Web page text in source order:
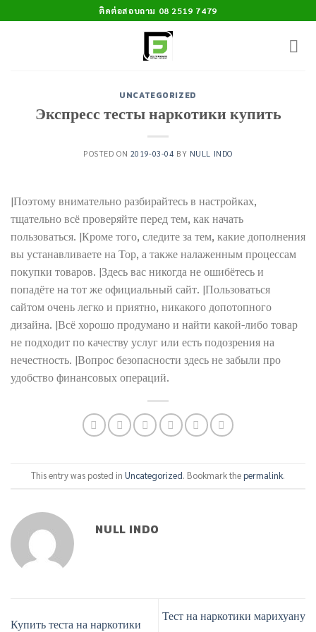
to
ติดต่อสอบถาม 08 2519 7479
UNCATEGORIZED
Экспресс тесты наркотики купить
POSTED ON 2019-03-04 BY NULL INDO
|Поэтому внимательно разбирайтесь в настройках,
тщательно всё проверяйте перед тем, как начать
пользоваться. |Кроме того, следите за тем, какие дополнения
вы устанавливаете на Тор, а также налаженным процессам
покупки товаров. |Здесь вас никогда не ошибётесь и
попадёте на тот же официальный сайт. |Пользоваться
сайтом очень легко и приятно, никакого допотопного
дизайна. |Всё хорошо продумано и найти какой-либо товар
не подходит по качеству услуг или есть подозрения на
нечестность. |Вопрос безопасности здесь не забыли про
удобство финансовых операций.
This entry was posted in Uncategorized. Bookmark thepermalink.
NULL INDO
Купить теста на наркотики
Тест на наркотики марихуану